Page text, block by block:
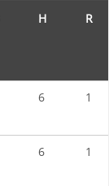
H R
6 1
6 1